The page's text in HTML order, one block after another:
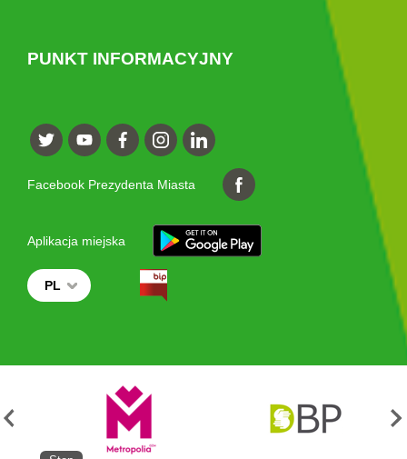
PUNKT INFORMACYJNY
Facebook Prezydenta Miasta
Aplikacja miejska
PL